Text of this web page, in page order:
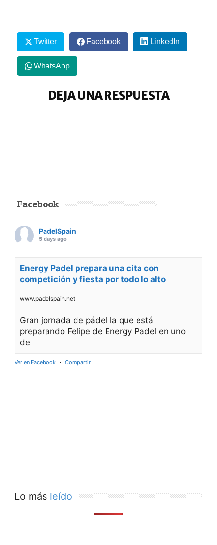
Twitter Facebook LinkedIn
WhatsApp
DEJA UNA RESPUESTA
Facebook
PadelSpain
5 days ago
Energy Padel prepara una cita con
competición y fiesta por todo lo alto
www.padelspain.net
Gran jornada de pádel la que está
preparando Felipe de Energy Padel en uno
de
Ver en Facebook · Compartir
Lo más leído